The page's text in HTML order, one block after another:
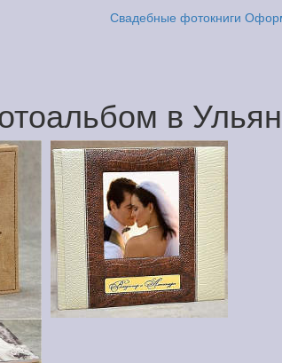
Свадебные фотокниги
в